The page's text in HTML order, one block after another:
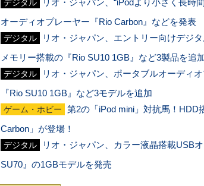
デジタル
オーディオプレーヤー『Rio Carbon』などを発表
デジタル
リオ・ジャパン、エントリー向けデジ
メモリー搭載の『Rio SU10 1GB』など3製品を追
デジタル
リオ・ジャパン、ポータブルオーディ
『Rio SU10 1GB』など3モデルを追加
ゲーム・ホビー
第2の「iPod mini」対抗馬！HDD
Carbon」が登場！
デジタル
リオ・ジャパン、カラー液晶搭載USB
SU70』の1GBモデルを発売